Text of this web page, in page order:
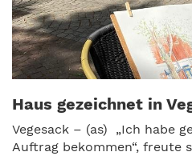
Haus gezeichnet in
Vegesack – (as) „Ich habe
Auftrag bekommen“, freute